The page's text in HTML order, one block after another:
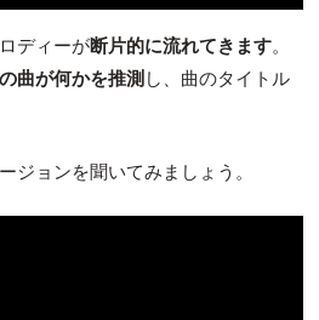
ディーが断片的に流れてきます。
曲が何かを推測 し、曲のタイトル
ジョンを聞いてみましょう。